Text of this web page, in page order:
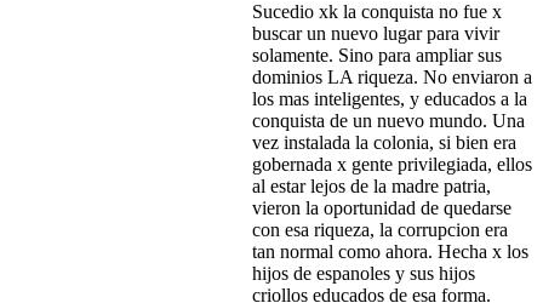
Sucedio xk la conquista no fue x
buscar un nuevo lugar para vivir
solamente. Sino para ampliar sus
dominios LA riqueza. No enviaron a
los mas inteligentes, y educados a la
conquista de un nuevo mundo. Una
vez instalada la colonia, si bien era
gobernada x gente privilegiada, ellos
al estar lejos de la madre patria,
vieron la oportunidad de quedarse
con esa riqueza, la corrupcion era
tan normal como ahora. Hecha x los
hijos de espanoles y sus hijos
criollos educados de esa forma.